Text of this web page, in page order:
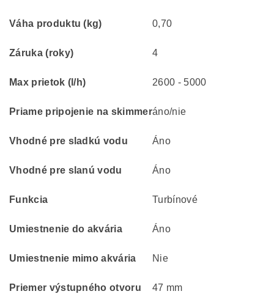
Váha produktu (kg) 0,70
Záruka (roky) 4
Max prietok (l/h) 2600 - 5000
Priame pripojenie na skimmeráno/nie
Vhodné pre sladkú vodu Áno
Vhodné pre slanú vodu Áno
Funkcia Turbínové
Umiestnenie do akvária Áno
Umiestnenie mimo akvária Nie
Priemer výstupného otvoru 47 mm